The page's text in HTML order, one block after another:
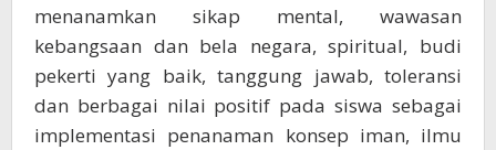
menanamkan sikap mental, wawasan
kebangsaan dan bela negara, spiritual, budi
pekerti yang baik, tanggung jawab, toleransi
dan berbagai nilai positif pada siswa sebagai
implementasi penanaman konsep iman, ilmu